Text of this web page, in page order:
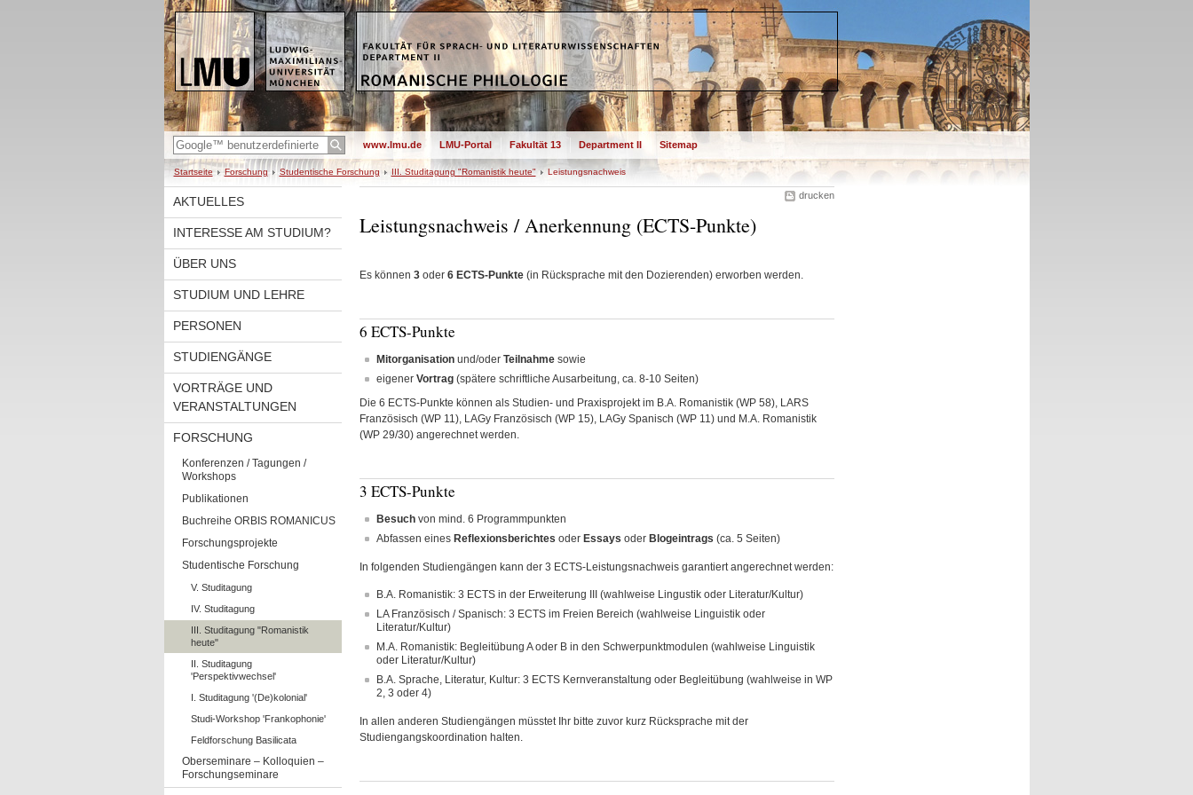
www.lmu.de LMU-Portal Fakultät 13 Department II Sitemap
Startseite Forschung Studentische Forschung III. Studitagung "Romanistik heute" Leistungsnachweis
AKTUELLES
INTERESSE AM STUDIUM?
ÜBER UNS
STUDIUM UND LEHRE
PERSONEN
STUDIENGÄNGE
VORTRÄGE UND
VERANSTALTUNGEN
FORSCHUNG
Konferenzen / Tagungen /
Workshops
Publikationen
Buchreihe ORBIS ROMANICUS
Forschungsprojekte
Studentische Forschung
V. Studitagung
IV. Studitagung
III. Studitagung "Romanistik
heute"
II. Studitagung
'Perspektivwechsel'
I. Studitagung '(De)kolonial'
Studi-Workshop 'Frankophonie'
Feldforschung Basilicata
Oberseminare – Kolloquien –
Forschungseminare
drucken
Leistungsnachweis / Anerkennung (ECTS-Punkte)
Es können 3 oder6 ECTS-Punkte(in Rücksprache mit den Dozierenden) erworben werden.
6 ECTS-Punkte
Mitorganisationund/oder Teilnahmesowie
eigener Vortrag(spätere schriftliche Ausarbeitung, ca. 8-10 Seiten)
Die 6 ECTS-Punkte können als Studien- und Praxisprojekt im B.A. Romanistik (WP 58), LARS
Französisch (WP 11), LAGy Französisch (WP 15), LAGy Spanisch (WP 11) und M.A. Romanistik
(WP 29/30) angerechnet werden.
3 ECTS-Punkte
Besuchvon mind. 6 Programmpunkten
Abfassen eines Reflexionsberichtes oder Essays oder Blogeintrags (ca. 5 Seiten)
In folgenden Studiengängen kann der 3 ECTS-Leistungsnachweis garantiert angerechnet werden:
B.A. Romanistik: 3 ECTS in der Erweiterung III (wahlweise Lingustik oder Literatur/Kultur)
LA Französisch / Spanisch: 3 ECTS im Freien Bereich (wahlweise Linguistik oder
Literatur/Kultur)
M.A. Romanistik: Begleitübung A oder B in den Schwerpunktmodulen (wahlweise Linguistik
oder Literatur/Kultur)
B.A. Sprache, Literatur, Kultur: 3 ECTS Kernveranstaltung oder Begleitübung (wahlweise in WP
2, 3 oder 4)
In allen anderen Studiengängen müsstet Ihr bitte zuvor kurz Rücksprache mit der
Studiengangskoordination halten.